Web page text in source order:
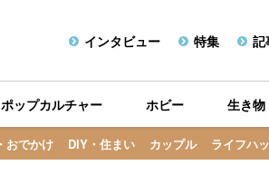
インタビュー 特集 記
おでかけ DIY・住まい カップル ライフハ
ポップカルチャー ホビー 生き物